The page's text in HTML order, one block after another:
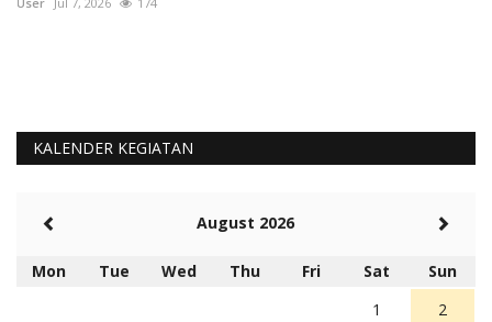
KALENDER KEGIATAN
August 2026
Mon Tue Wed Thu Fri Sat
Sun
1
2